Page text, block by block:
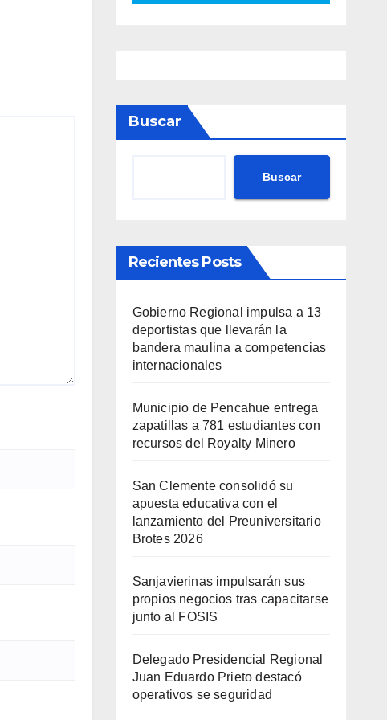
Buscar
Buscar
Recientes Posts
Gobierno Regional impulsa a 13
deportistas que llevarán la
bandera maulina a competencias
internacionales
Municipio de Pencahue entrega
zapatillas a 781 estudiantes con
recursos del Royalty Minero
San Clemente consolidó su
apuesta educativa con el
lanzamiento del Preuniversitario
Brotes 2026
Sanjavierinas impulsarán sus
propios negocios tras capacitarse
junto al FOSIS
Delegado Presidencial Regional
Juan Eduardo Prieto destacó
operativos se seguridad